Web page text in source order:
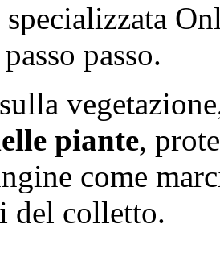
specializzata
passo.
piante,
come
del colletto.